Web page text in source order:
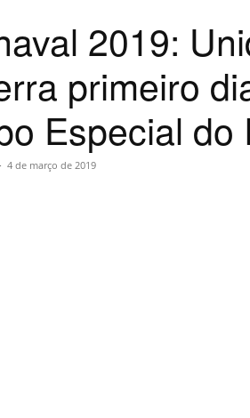
2019:
primeiro
Especial do
4 de março de 2019